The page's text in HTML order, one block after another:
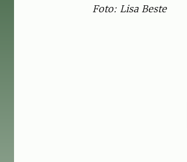
Foto: Lisa Beste